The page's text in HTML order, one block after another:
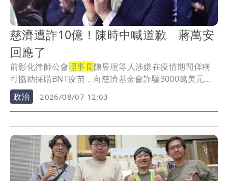
慈濟遭詐10億！陳時中喊道歉 蔣萬安
回應了
前彰化律師公會理事長陳昱瑄等人涉嫌在疫情期間佯稱
可協助採購BNT疫苗，向慈濟基金會詐騙3000萬美元...
政治
2026/08/07 12:03